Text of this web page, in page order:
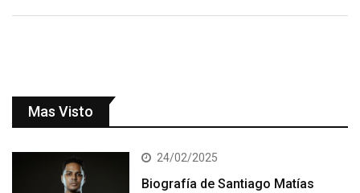
Mas Visto
24/02/2025
Biografía de Santiago Matías